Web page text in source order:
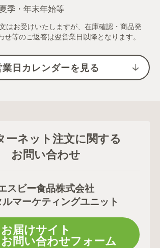
季・年末年始等
お受けいたしますが、在庫確認・商品発
せ等のご返答は翌営業日以降となります。
業日カレンダーを見る
ーネット注文に関する
お問い合わせ
スビー食品株式会社
ルマーケティングユニット
お届けサイト
お問い合わせフォーム